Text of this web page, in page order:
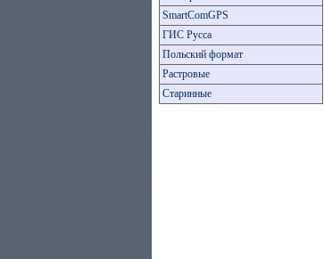
SmartComGPS
ГИС Русса
Польский формат
Растровые
Старинные